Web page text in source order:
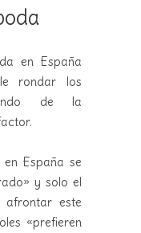
en España
rondar los
de la
España se
y solo el
este
«prefieren